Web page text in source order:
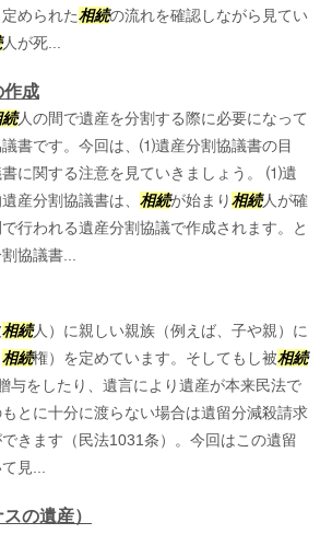
められた相続の流れを確認しながら見てい
人が死...
作成
人の間で遺産を分割する際に必要になって
書です。今回は、⑴遺産分割協議書の目
に関する注意を見ていきましょう。 ⑴遺
産分割協議書は、 相続が始まり相続人が確
行われる遺産分割協議で作成されます。と
協議書...
相続人）に親しい親族（例えば、子や親）に
相続権）を定めています。そしてもし被相続
与をしたり、遺言により遺産が本来民法で
とに十分に渡らない場合は遺留分減殺請求
きます（民法1031条）。今回はこの遺留
見...
の遺産）